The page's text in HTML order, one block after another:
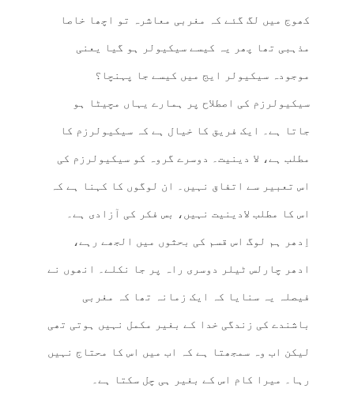
کھوج میں لگ گئے کہ مغربی معاشرہ تو اچھا خاصا
مذہبی تھا پھر یہ کیسے سیکیولر ہو گیا یعنی
موجودہ سیکیولر ایج میں کیسے جا پہنچا؟
سیکیولرزم کی اصطلاح پر ہمارے یہاں مچیٹا ہو
جاتا ہے۔ ایک فریق کا خیال ہے کہ سیکیولرزم کا
مطلب ہے، لا دینیت۔ دوسرے گروہ کو سیکیولرزم کی
اس تعبیر سے اتفاق نہیں۔ ان لوگوں کا کہنا ہے کہ
اس کا مطلب لادینیت نہیں، بس فکر کی آزادی ہے۔
اِدھر ہم لوگ اس قسم کی بحثوں میں الجھے رہے،
ادھر چارلس ٹیلر دوسری راہ پر جا نکلے۔ انھوں نے
فیصلہ یہ سنایا کہ ایک زمانہ تھا کہ مغربی
باشندے کی زندگی خدا کے بغیر مکمل نہیں ہوتی تھی
لیکن اب وہ سمجھتا ہے کہ اب میں اس کا محتاج نہیں
رہا۔ میرا کام اس کے بغیر ہی چل سکتا ہے۔